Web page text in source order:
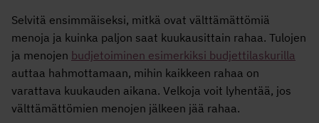
Selvitä ensimmäiseksi, mitkä ovat välttämättömiä
menoja ja kuinka paljon saat kuukausittain rahaa. Tulojen
ja menojen budjetoiminen esimerkiksi budjettilaskurilla
auttaa hahmottamaan, mihin kaikkeen rahaa on
varattava kuukauden aikana. Velkoja voit lyhentää, jos
välttämättömien menojen jälkeen jää rahaa.